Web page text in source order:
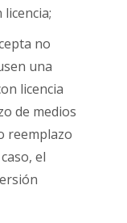
no
una
licencia
de medios
reemplazo
el